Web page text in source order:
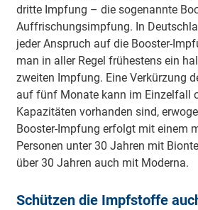
dritte Impfung – die sogenannte
Auffrischungsimpfung. In
jeder Anspruch auf die Booster-
man in aller Regel frühestens ein
zweiten Impfung. Eine Verkürzung
auf fünf Monate kann im Einzelfall
Kapazitäten vorhanden sind,
Booster-Impfung erfolgt mit einem
Personen unter 30 Jahren mit
über 30 Jahren auch mit Moderna.
Schützen die Impfstoffe